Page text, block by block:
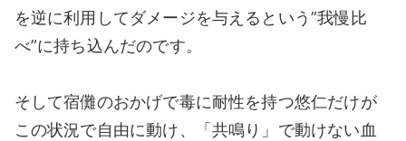
を逆に利用してダメージを与えるという”我慢比
べ”に持ち込んだのです。
そして宿儺のおかげで毒に耐性を持つ悠仁だけが
この状況で自由に動け、「共鳴り」で動けない血